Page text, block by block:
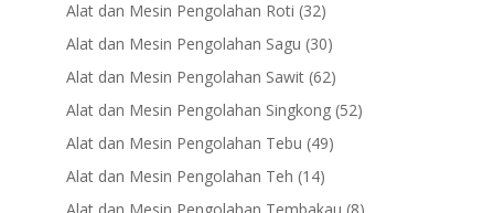
Alat dan Mesin Pengolahan Roti 3232
products
Alat dan Mesin Pengolahan Sagu 3030
products
Alat dan Mesin Pengolahan Sawit 6262
products
Alat dan Mesin Pengolahan Singkong 5252
Alat dan Mesin Pengolahan Tebu 4949
Alat dan Mesin Pengolahan Teh 1414
products
8